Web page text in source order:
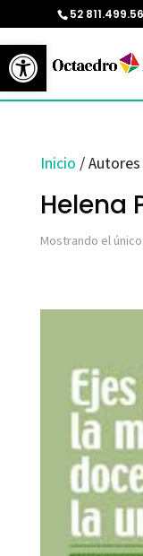
Abrir barra de
52
Inicio /
Helena
Mostrando el